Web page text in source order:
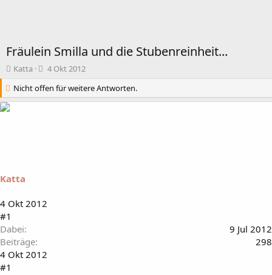
Fräulein Smilla und die Stubenreinheit...
T
e
m
t
r
Katta
B
g
i
4 Okt 2012
Nicht offen für weitere Antworten.
Katta
4 Okt 2012
#1
Dabei
9 Jul 2012
Beiträge
298
4 Okt 2012
#1